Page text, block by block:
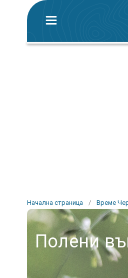
Начална страница / Време
Полени